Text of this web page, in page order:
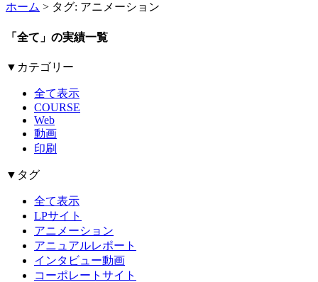
ホーム > タグ: アニメーション
「全て」の実績一覧
▼カテゴリー
全て表示
COURSE
Web
動画
印刷
▼タグ
全て表示
LPサイト
アニメーション
アニュアルレポート
インタビュー動画
コーポレートサイト